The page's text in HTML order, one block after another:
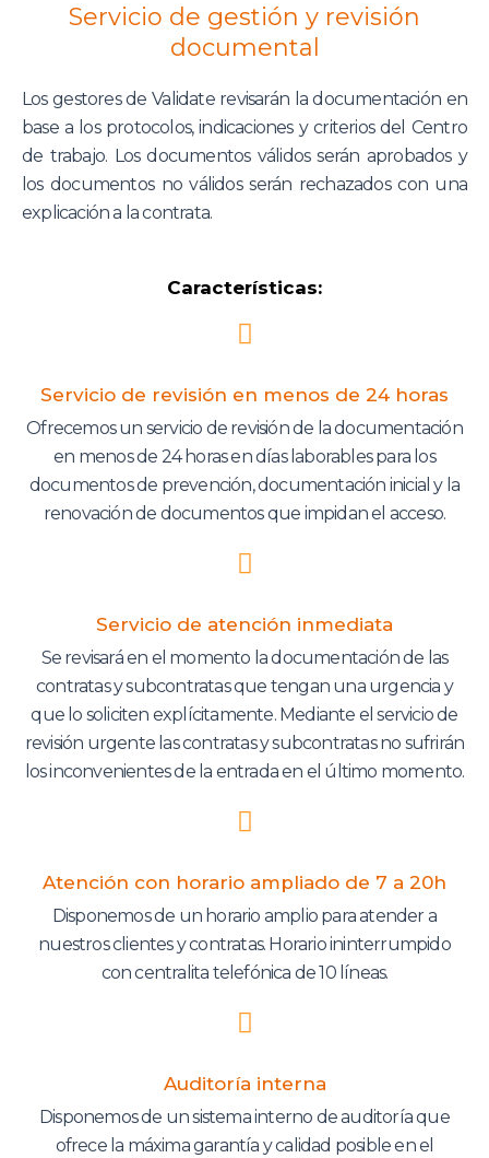
Servicio de gestión y revisión
documental
Los gestores de Validate revisarán la documentación en
base a los protocolos, indicaciones y criterios del Centro
de trabajo. Los documentos válidos serán aprobados y
los documentos no válidos serán rechazados con una
explicación a la contrata.
Características:
Servicio de revisión en menos de 24 horas
Ofrecemos un servicio de revisión de la documentación
en menos de 24 horas en días laborables para los
documentos de prevención, documentación inicial y la
renovación de documentos que impidan el acceso.
Servicio de atención inmediata
Se revisará en el momento la documentación de las
contratas y subcontratas que tengan una urgencia y
que lo soliciten explícitamente. Mediante el servicio de
revisión urgente las contratas y subcontratas no sufrirán
los inconvenientes de la entrada en el último momento.
Atención con horario ampliado de 7 a 20h
Disponemos de un horario amplio para atender a
nuestros clientes y contratas. Horario ininterrumpido
con centralita telefónica de 10 líneas.
Auditoría interna
Disponemos de un sistema interno de auditoría que
ofrece la máxima garantía y calidad posible en el